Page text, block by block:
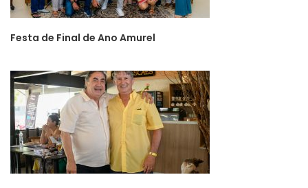
Festa de Final de Ano Amurel